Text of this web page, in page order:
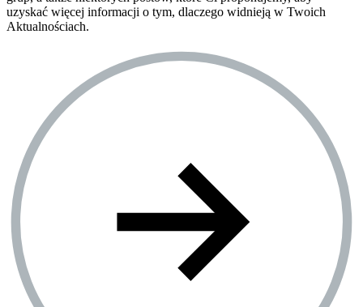
uzyskać więcej informacji o tym, dlaczego widnieją w Twoich
Aktualnościach.